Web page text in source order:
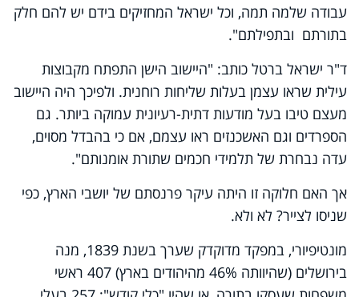
עבודה שלמה תמה, וכל ישראל המחזיקים בידם יש להם חלק
בתורתם ובתפילתם".
ד"ר ישראל ברטל כותב: "היישוב הישן התפתח מקבוצות
עילית שראו עצמן בעלות שליחות רוחנית. ולפיכך היה היישוב
מעצם טיבו בעל מודעות דתית-רעיונית עמוקה ביותר. גם
הספרדים וגם האשכנזים ראו עצמם, אם כי בהבדל מסוים,
עדה נבחרת של תלמידי חכמים שתורת אומנותם".
אך האם חלוקה זו היתה עיקר פרנסתם של יושבי הארץ, כפי
שניסו לצייר? לא ולא.
מונטיפיורי, במפקד מדוקדק שערך בשנת 1839, מנה
בירושלים (שהיוותה 46% מהיהודים בארץ) 407 ראשי